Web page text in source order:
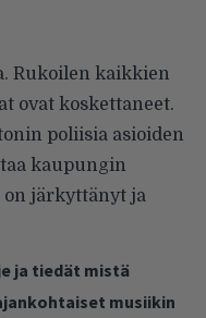
Rukoilen kaikkien
ovat koskettaneet.
poliisia asioiden
kaupungin
on järkyttänyt ja
ja tiedät mistä
musiikin